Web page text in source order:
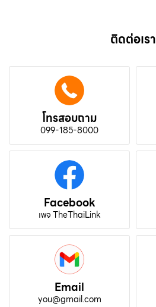
ติดต่อเรา
โทรสอบถาม
099-185-8000
Facebook
เพจ TheThaiLink
Email
you@gmail.com